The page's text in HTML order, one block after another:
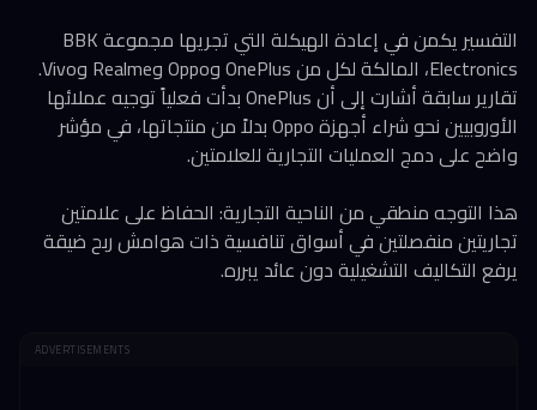
التفسير يكمن في إعادة الهيكلة التي تجريها مجموعة BBK
Electronics، المالكة لكل من OnePlus وOppo وRealme وVivo.
تقارير سابقة أشارت إلى أن OnePlus بدأت فعلياً توجيه عملائها
الأوروبيين نحو شراء أجهزة Oppo بدلاً من منتجاتها، في مؤشر
واضح على دمج العمليات التجارية للعلامتين.
هذا التوجه منطقي من الناحية التجارية: الحفاظ على علامتين
تجاريتين منفصلتين في أسواق تنافسية ذات هوامش ربح ضيقة
يرفع التكاليف التشغيلية دون عائد يبرره.
ADVERTISEMENTS